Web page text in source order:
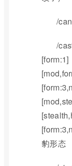
/
/
豹形态